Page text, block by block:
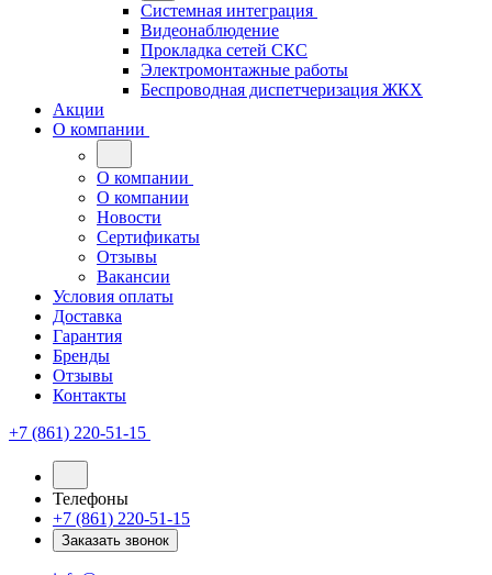
Системная интеграция
Видеонаблюдение
Прокладка сетей СКС
Электромонтажные работы
Беспроводная диспетчеризация ЖКХ
Акции
О компании
О компании
О компании
Новости
Сертификаты
Отзывы
Вакансии
Условия оплаты
Доставка
Гарантия
Бренды
Отзывы
Контакты
+7 (861) 220-51-15
Телефоны
+7 (861) 220-51-15
Заказать звонок